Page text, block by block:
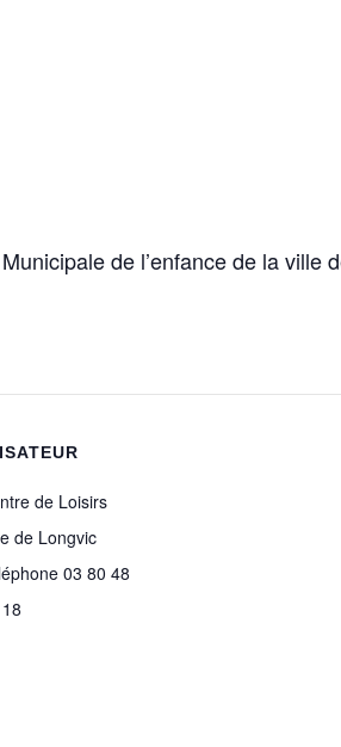
de l’enfance de la ville
de Loisirs
de Longvic
03 80 48